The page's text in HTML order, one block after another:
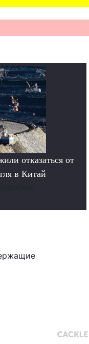
отказаться от
в Китай